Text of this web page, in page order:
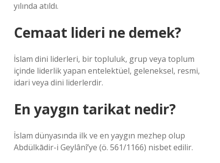
yılında atıldı.
Cemaat lideri ne demek?
İslam dini liderleri, bir topluluk, grup veya toplum
içinde liderlik yapan entelektüel, geleneksel, resmi,
idari veya dini liderlerdir.
En yaygın tarikat nedir?
İslam dünyasında ilk ve en yaygın mezhep olup
Abdülkādir-i Geylânî’ye (ö. 561/1166) nisbet edilir.